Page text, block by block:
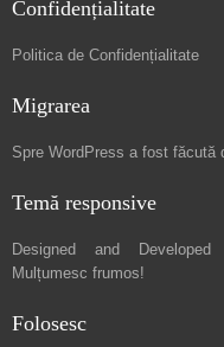
Confidențialitate
Politica de Confidențialitate
Migrarea
Spre WordPress a fost făcută
Temă responsive
Designed and
Mulțumesc frumos!
Folosesc